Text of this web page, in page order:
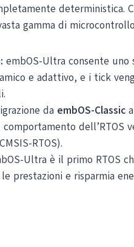
deterministica.
gamma di
embOS-Ultra consente
e adattivo, e i tick
da embOS-Classic
RTOS).
Ultra è il primo RTOS
prestazioni e risparmia